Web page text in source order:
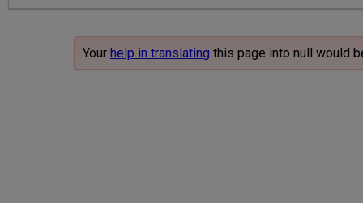
Your help in translating this page into null would